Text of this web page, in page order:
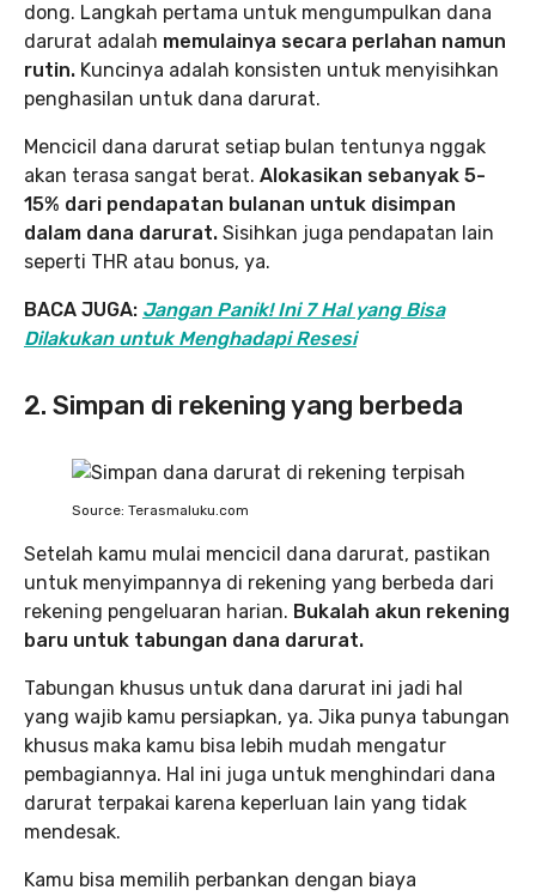
dong. Langkah pertama untuk mengumpulkan dana
darurat adalah memulainya secara perlahan namun
rutin. Kuncinya adalah konsisten untuk menyisihkan
penghasilan untuk dana darurat.
Mencicil dana darurat setiap bulan tentunya nggak
akan terasa sangat berat. Alokasikan sebanyak 5-
15% dari pendapatan bulanan untuk disimpan
dalam dana darurat. Sisihkan juga pendapatan lain
seperti THR atau bonus, ya.
BACA JUGA: Jangan Panik! Ini 7 Hal yang Bisa
Dilakukan untuk Menghadapi Resesi
2. Simpan di rekening yang berbeda
Source: Terasmaluku.com
Setelah kamu mulai mencicil dana darurat, pastikan
untuk menyimpannya di rekening yang berbeda dari
rekening pengeluaran harian. Bukalah akun rekening
baru untuk tabungan dana darurat.
Tabungan khusus untuk dana darurat ini jadi hal
yang wajib kamu persiapkan, ya. Jika punya tabungan
khusus maka kamu bisa lebih mudah mengatur
pembagiannya. Hal ini juga untuk menghindari dana
darurat terpakai karena keperluan lain yang tidak
mendesak.
Kamu bisa memilih perbankan dengan biaya